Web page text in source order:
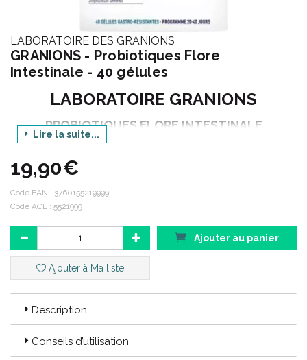
LABORATOIRE DES GRANIONS
GRANIONS - Probiotiques Flore
Intestinale - 40 gélules
LABORATOIRE GRANIONS
PROBIOTIQUES FLORE INTESTINALE
Code EAN : 3760155219999
Code ACL : 5521999
Lire la suite...
19,90€
Code EAN : 3760155219999
Code ACL : 5521999
Ajouter au panier
Ajouter à Ma liste
Description
Conseils d’utilisation